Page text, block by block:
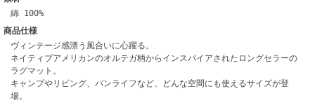
綿 100%
商品仕様
ヴィンテージ感漂う風合いに心躍る。
ネイティブアメリカンのオルテガ柄からインスパイアされたロングセラーの
ラグマット。
キャンプやリビング、バンライフなど、どんな空間にも使えるサイズが登
場。